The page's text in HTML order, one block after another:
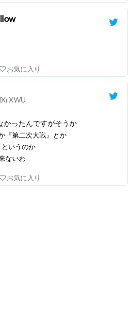
お気に入り
かったんですがそうか
『第二次大戦』とか
いうのか
ないわ
お気に入り